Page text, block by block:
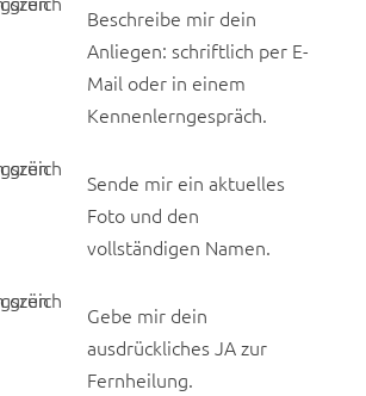
Beschreibe mir dein
Anliegen: schriftlich per E-
Mail oder in einem
Kennenlerngespräch.
Sende mir ein aktuelles
Foto und den
vollständigen Namen.
Gebe mir dein
ausdrückliches JA zur
Fernheilung.